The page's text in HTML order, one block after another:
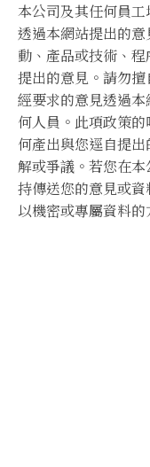
本公司及其任何員
透過本網站提出的
動、產品或技術、
提出的意見。請勿
經要求的意見透過
何人員。此項政策
何產出與您逕自提
解或爭議。若您在
持傳送您的意見或
以機密或專屬資料